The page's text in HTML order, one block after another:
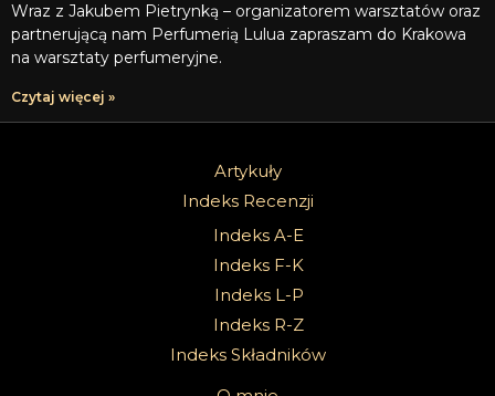
Wraz z Jakubem Pietrynką – organizatorem warsztatów oraz
partnerującą nam Perfumerią Lulua zapraszam do Krakowa
na warsztaty perfumeryjne.
Czytaj więcej »
Artykuły
Indeks Recenzji
Indeks A-E
Indeks F-K
Indeks L-P
Indeks R-Z
Indeks Składników